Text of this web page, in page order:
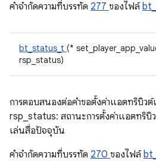
คําจํากัดความที่บรรทัด 277 ของไฟล์
bt_status_t (*
rsp_status)
การตอบสนองต่อคําขอตั้งค่าแอตทริบิว
rsp_status: สถานะการตั้งค่าแอตทริบิ
เล่นสื่อปัจจุบัน
คําจํากัดความที่บรรทัด 270 ของไฟล์